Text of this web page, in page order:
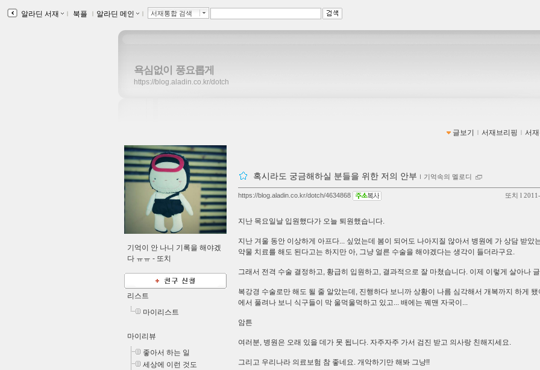
알라딘 서재 ｌ 북플 ｌ 알라딘 메인 ｌ 서재통합 검색
욕심없이 풍요롭게
https://blog.aladin.co.kr/dotch
글보기 ｌ 서재브리핑 ｌ 서재
기억이 안 나니 기록을 해야겠
다 ㅠㅠ - 또치
리스트
마이리스트
마이리뷰
좋아서 하는 일
세상에 이런 것도
혹시라도 궁금해하실 분들을 위한 저의 안부 ｌ 기억속의 멜로디
또치 l
https://blog.aladin.co.kr/dotch/4634868
지난 목요일날 입원했다가 오늘 퇴원했습니다.
지난 겨울 동안 이상하게 아프다... 싶었는데 봄이 되어도 나아지질 않아서 병원에 가 상담 받았
약물 치료를 해도 된다고는 하지만 아, 그냥 얼른 수술을 해야겠다는 생각이 들더라구요.
그래서 전격 수술 결정하고, 황급히 입원하고, 결과적으로 잘 마쳤습니다. 이제 이렇게 살아나
복강경 수술로만 해도 될 줄 알았는데, 진행하다 보니까 상황이 나름 심각해서 개복까지 하게 됐
에서 풀려나 보니 식구들이 막 울먹울먹하고 있고... 배에는 꿰맨 자국이...
암튼
여러분, 병원은 오래 있을 데가 못 됩니다. 자주자주 가서 검진 받고 의사랑 친해지세요.
그리고 우리나라 의료보험 참 좋네요. 개악하기만 해봐 그냥!!